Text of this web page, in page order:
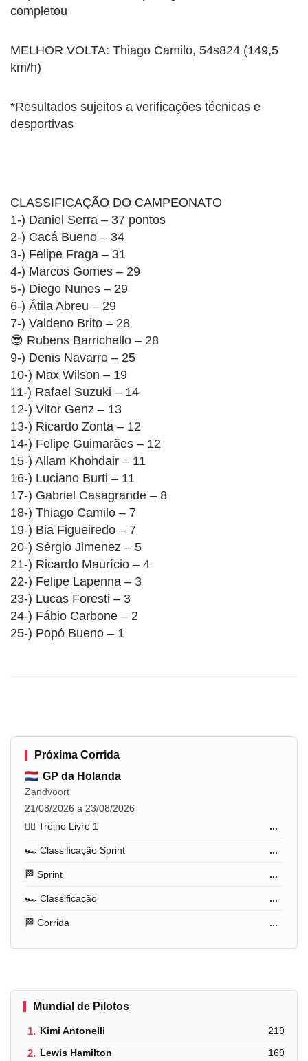
completou
MELHOR VOLTA: Thiago Camilo, 54s824 (149,5
km/h)
*Resultados sujeitos a verificações técnicas e
desportivas
CLASSIFICAÇÃO DO CAMPEONATO
1-) Daniel Serra – 37 pontos
2-) Cacá Bueno – 34
3-) Felipe Fraga – 31
4-) Marcos Gomes – 29
5-) Diego Nunes – 29
6-) Átila Abreu – 29
7-) Valdeno Brito – 28
😎 Rubens Barrichello – 28
9-) Denis Navarro – 25
10-) Max Wilson – 19
11-) Rafael Suzuki – 14
12-) Vitor Genz – 13
13-) Ricardo Zonta – 12
14-) Felipe Guimarães – 12
15-) Allam Khohdair – 11
16-) Luciano Burti – 11
17-) Gabriel Casagrande – 8
18-) Thiago Camilo – 7
19-) Bia Figueiredo – 7
20-) Sérgio Jimenez – 5
21-) Ricardo Maurício – 4
22-) Felipe Lapenna – 3
23-) Lucas Foresti – 3
24-) Fábio Carbone – 2
25-) Popó Bueno – 1
Próxima Corrida
GP da Holanda
Zandvoort
21/08/2026 a 23/08/2026
🏋️‍♂️ Treino Livre 1
...
🏎️ Classificação Sprint ...
🏁 Sprint ...
🏎️ Classificação ...
🏁 Corrida ...
Mundial de Pilotos
1. Kimi Antonelli 219
2. Lewis Hamilton 169